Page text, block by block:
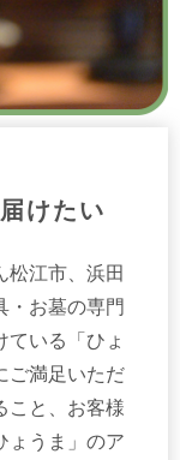
けたい
松江市、浜田
・お墓の専門
ている「ひょ
ご満足いただ
こと、お客様
ょうま」のア